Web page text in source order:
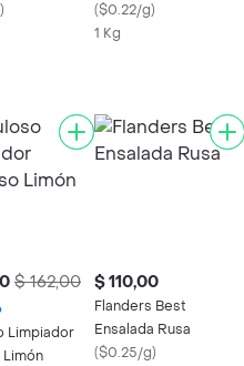
)
($0.22/g)
1 Kg
$ 162,00
Limpiador
$ 110,00
Flanders Best
Ensalada Rusa
($0.25/g)